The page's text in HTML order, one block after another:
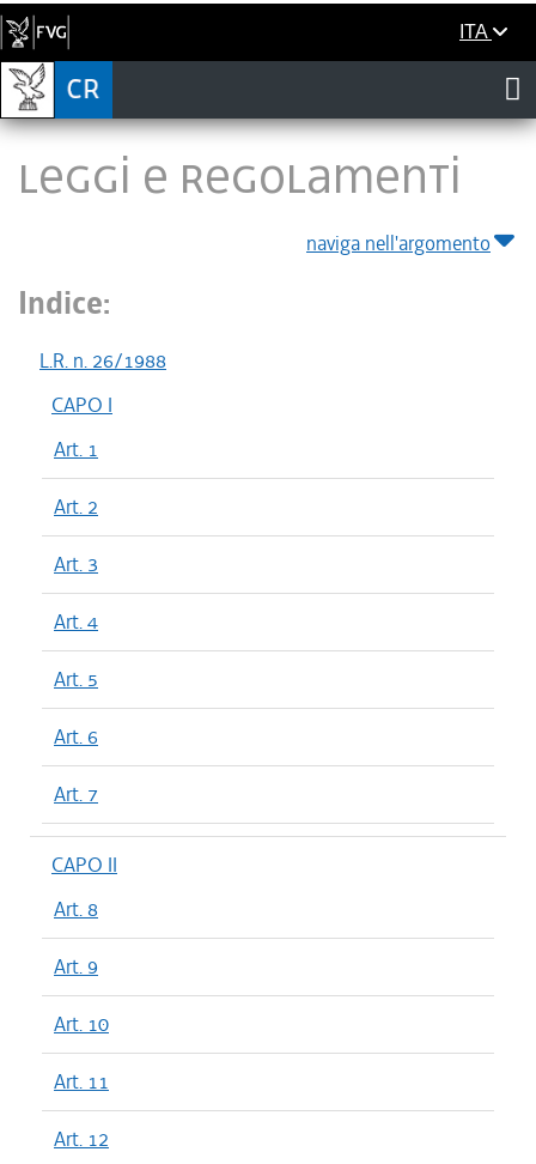
ITA
LEGGI E REGOLAMENTI
naviga nell'argomento
Indice:
L.R. n. 26/1988
CAPO I
Art. 1
Art. 2
Art. 3
Art. 4
Art. 5
Art. 6
Art. 7
CAPO II
Art. 8
Art. 9
Art. 10
Art. 11
Art. 12